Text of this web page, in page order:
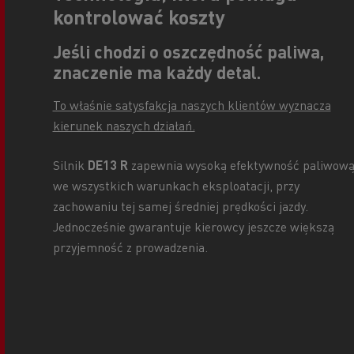
kontrolować koszty
Jeśli chodzi o oszczędność paliwa,
znaczenie ma każdy detal.
To właśnie satysfakcja naszych klientów wyznacza
kierunek naszych działań.
Silnik DE13 Rzapewnia wysoką efektywność paliwową
we wszystkich warunkach eksploatacji, przy
zachowaniu tej samej średniej prędkości jazdy.
Jednocześnie gwarantuje kierowcy jeszcze większą
przyjemność z prowadzenia.